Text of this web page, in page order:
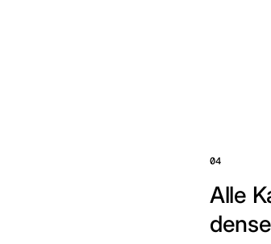
04
Alle